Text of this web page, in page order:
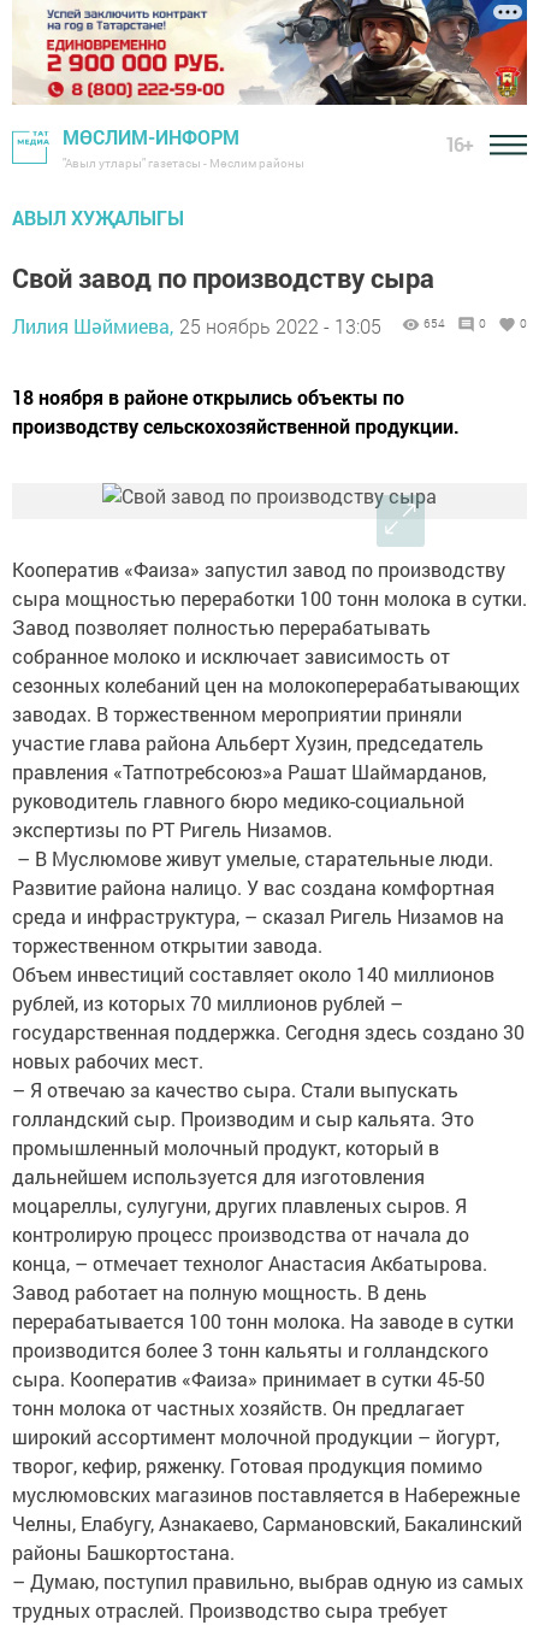
МӨСЛИМ-ИНФОРМ
"Авыл утлары" газетасы - Мөслим районы
16+
АВЫЛ ХУҖАЛЫГЫ
Свой завод по производству сыра
Лилия Шәймиева, 25 ноябрь 2022 - 13:05 654 0 0
18 ноября в районе открылись объекты по
производству сельскохозяйственной продукции.
Кооператив «Фаиза» запустил завод по производству
сыра мощностью переработки 100 тонн молока в сутки.
Завод позволяет полностью перерабатывать
собранное молоко и исключает зависимость от
сезонных колебаний цен на молокоперерабатывающих
заводах. В торжественном мероприятии приняли
участие глава района Альберт Хузин, председатель
правления «Татпотребсоюз»а Рашат Шаймарданов,
руководитель главного бюро медико-социальной
экспертизы по РТ Ригель Низамов.
– В Муслюмове живут умелые, старательные люди.
Развитие района налицо. У вас создана комфортная
среда и инфраструктура, – сказал Ригель Низамов на
торжественном открытии завода.
Объем инвестиций составляет около 140 миллионов
рублей, из которых 70 миллионов рублей –
государственная поддержка. Сегодня здесь создано 30
новых рабочих мест.
– Я отвечаю за качество сыра. Стали выпускать
голландский сыр. Производим и сыр кальята. Это
промышленный молочный продукт, который в
дальнейшем используется для изготовления
моцареллы, сулугуни, других плавленых сыров. Я
контролирую процесс производства от начала до
конца, – отмечает технолог Анастасия Акбатырова.
Завод работает на полную мощность. В день
перерабатывается 100 тонн молока. На заводе в сутки
производится более 3 тонн кальяты и голландского
сыра. Кооператив «Фаиза» принимает в сутки 45-50
тонн молока от частных хозяйств. Он предлагает
широкий ассортимент молочной продукции – йогурт,
творог, кефир, ряженку. Готовая продукция помимо
муслюмовских магазинов поставляется в Набережные
Челны, Елабугу, Азнакаево, Сармановский, Бакалинский
районы Башкортостана.
– Думаю, поступил правильно, выбрав одную из самых
трудных отраслей. Производство сыра требует